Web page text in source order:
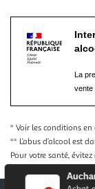
La
vente
* Voir les conditions en
** L’abus d’alcool est
Pour votre santé,